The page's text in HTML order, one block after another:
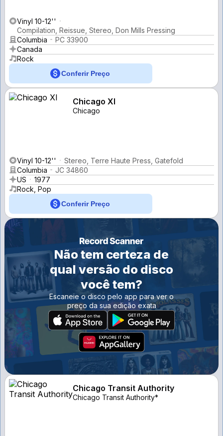
Vinyl 10-12''
Compilation, Reissue, Stereo, Don Mills Pressing
Columbia
PC 33900
Canada
Rock
Conferir Preço
Chicago XI
Chicago
Vinyl 10-12''
Stereo, Terre Haute Press, Gatefold
Columbia
JC 34860
US
1977
Rock, Pop
Conferir Preço
Não tem certeza de
qual versão do disco
você tem?
Escaneie o disco pelo app para ver o
preço da sua edição exata
Chicago Transit Authority
Chicago Transit Authority*